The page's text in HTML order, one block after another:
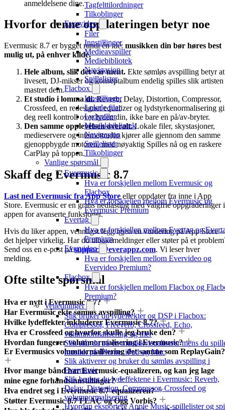
Tagfelttilordninger
Tilkoblinger
Evervideo
Filer
Innstillinger
Medieavspiller
Mediebibliotek
Navigasjon
Spillelister
Flacbox
Innstillinger
Lokale filer
Lydspiller
Musikkbibliotek
Navigasjon
Spillelister
Tilkoblinger
Vanlige spørsmål
Evermusic
Hva er forskjellen mellom Evermusic og
Flacbox
Hva er forskjellen mellom Evermusic og
Evermusic Premium
Evertag
Hva er forskjellen mellom Evertag og
Premium
Evervideo
Hva er forskjellen mellom Evervideo og
Evervideo Premium?
Flacbox
Hva er forskjellen mellom Flacbox og
Premium?
Veiledninger
Slik bruker du lydeffekter og DSP i Flacbox:
Compressor, Freeverb, Crossfeed, Echo,
volumnormalisering og mer
Slik slår du på en musikkvisualiserer mens du
musikk på iPhone, iPad og Mac
Slik aktiverer og bruker du sømløs avspilling i
Evermusic
Slik bruker du lydeffektene i Evermusic: Reverb,
Delay, Distortion, Compressor, Crossfeed og
volumnormalisering
Hvordan eksportere Apple Music-spillelister og
anmeldelsene dine.
Hvorfor denne oppdateringen betyr noe
Evermusic 8.7 er bygget rundt én idé: musikken din bør høres best
mulig ut, på enhver kilde.
Hele album, slik det var ment. Ekte sømløs avspilling betyr at
livesett, DJ-mikser og konseptalbum endelig spilles slik artisten
mastret dem.
Et studio i lomma di.Reverb, Delay, Distortion, Compressor,
Crossfeed, en redesignet equalizer og lydstyrkenormalisering
deg reell kontroll over lyden din, ikke bare en på/av-bryter.
Den samme opplevelsen overalt.Lokale filer, skystasjoner,
medieservere og internettradio kjører alle gjennom den samme
gjenoppbygde motoren, med nøyaktig Spilles nå og en raskere
CarPlay på toppen.
Skaff deg Evermusic 8.7
Last ned Evermusic fra App Store eller oppdater fra inne i App
Store. Evermusic er en gratis nedlasting med valgfrie oppgraderinger i
appen for avanserte funksjoner.
Hvis du liker appen, vennligst legg igjen en vurdering på App Store
det hjelper virkelig. Har du tilbakemeldinger eller støter på et
Send oss en e-post påsupport@everappz.com. Vi leser hver
melding.
Ofte stilte spørsmål
Hva er nytt i Evermusic 8.7?
Har Evermusic ekte sømløs avspilling?
Hvilke lydeffekter inkluderer Evermusic 8.7?
Hva er Crossfeed og hvorfor skulle jeg bruke den?
Hvordan fungerer volumnormalisering i Evermusic?
Er Evermusics volumnormalisering det samme som ReplayGain?
Hvor mange bånd har Evermusic-equalizeren, og kan jeg lage
mine egne forhåndsinnstillinger?
Hva endret seg i Evermusic 8.7-equalizeren?
Støtter Evermusic 8.7 FLAC og Ogg Vorbis?